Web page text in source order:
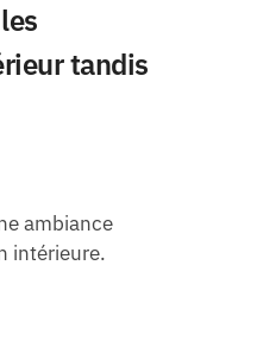
tandis
ambiance
intérieure.